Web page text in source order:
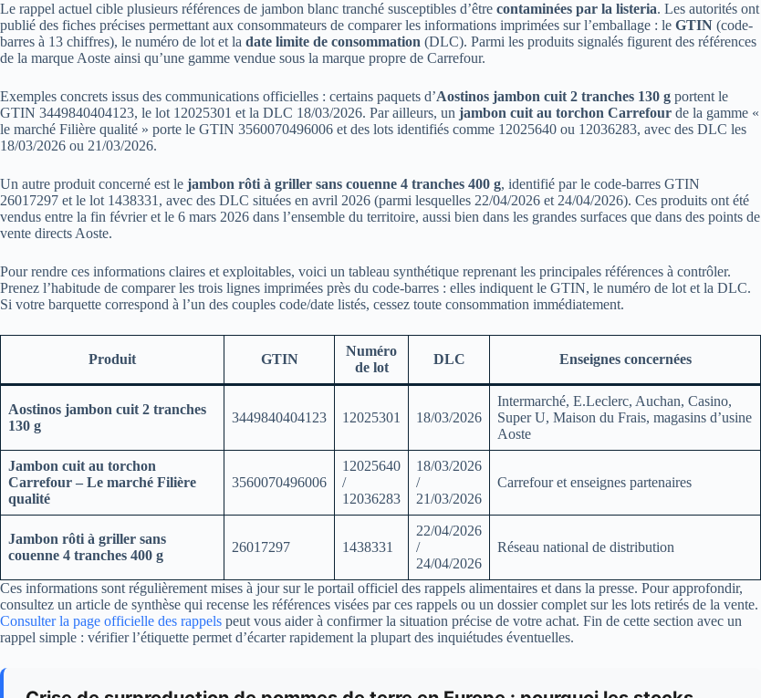
Le rappel actuel cible plusieurs références de jambon blanc tranché susceptibles d’être contaminées par la listeria. Les autorités ont
publié des fiches précises permettant aux consommateurs de comparer les informations imprimées sur l’emballage : le GTIN (code-
barres à 13 chiffres), le numéro de lot et la date limite de consommation (DLC). Parmi les produits signalés figurent des références
de la marque Aoste ainsi qu’une gamme vendue sous la marque propre de Carrefour.
Exemples concrets issus des communications officielles : certains paquets d’Aostinos jambon cuit 2 tranches 130 g portent le
GTIN 3449840404123, le lot 12025301 et la DLC 18/03/2026. Par ailleurs, un jambon cuit au torchon Carrefour de la gamme «
le marché Filière qualité » porte le GTIN 3560070496006 et des lots identifiés comme 12025640 ou 12036283, avec des DLC les
18/03/2026 ou 21/03/2026.
Un autre produit concerné est le jambon rôti à griller sans couenne 4 tranches 400 g, identifié par le code-barres GTIN
26017297 et le lot 1438331, avec des DLC situées en avril 2026 (parmi lesquelles 22/04/2026 et 24/04/2026). Ces produits ont été
vendus entre la fin février et le 6 mars 2026 dans l’ensemble du territoire, aussi bien dans les grandes surfaces que dans des points de
vente directs Aoste.
Pour rendre ces informations claires et exploitables, voici un tableau synthétique reprenant les principales références à contrôler.
Prenez l’habitude de comparer les trois lignes imprimées près du code-barres : elles indiquent le GTIN, le numéro de lot et la DLC.
Si votre barquette correspond à l’un des couples code/date listés, cessez toute consommation immédiatement.
Produit GTIN
Numéro
de lot
DLC Enseignes concernées
Aostinos jambon cuit 2 tranches
130 g
3449840404123 12025301 18/03/2026
Intermarché, E.Leclerc, Auchan, Casino,
Super U, Maison du Frais, magasins d’usine
Aoste
Jambon cuit au torchon
Carrefour – Le marché Filière
qualité
3560070496006
12025640
/
12036283
18/03/2026
/
21/03/2026
Carrefour et enseignes partenaires
Jambon rôti à griller sans
couenne 4 tranches 400 g
26017297 1438331
22/04/2026
/
24/04/2026
Réseau national de distribution
Ces informations sont régulièrement mises à jour sur le portail officiel des rappels alimentaires et dans la presse. Pour approfondir,
consultez un article de synthèse qui recense les références visées par ces rappels ou un dossier complet sur les lots retirés de la vente.
Consulter la page officielle des rappels peut vous aider à confirmer la situation précise de votre achat. Fin de cette section avec un
rappel simple : vérifier l’étiquette permet d’écarter rapidement la plupart des inquiétudes éventuelles.